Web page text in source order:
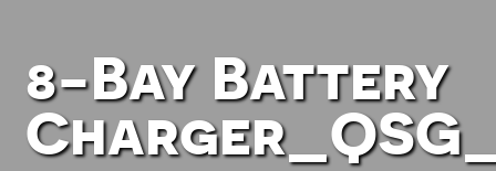
8-Bay Battery